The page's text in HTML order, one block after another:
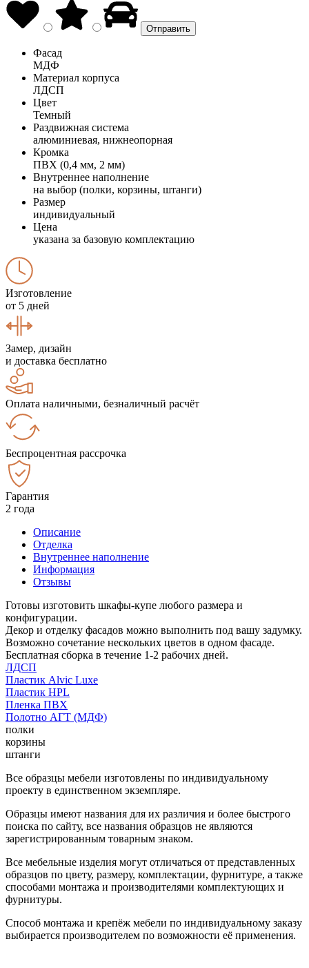
Фасад
МДФ
Материал корпуса
ЛДСП
Цвет
Темный
Раздвижная система
алюминиевая, нижнеопорная
Кромка
ПВХ (0,4 мм, 2 мм)
Внутреннее наполнение
на выбор (полки, корзины, штанги)
Размер
индивидуальный
Цена
указана за базовую комплектацию
Изготовление
от 5 дней
Замер, дизайн
и доставка бесплатно
Оплата наличными, безналичный расчёт
Беспроцентная рассрочка
Гарантия
2 года
Описание
Отделка
Внутреннее наполнение
Информация
Отзывы
Готовы изготовить шкафы-купе любого размера и
конфигурации.
Декор и отделку фасадов можно выполнить под вашу задумку.
Возможно сочетание нескольких цветов в одном фасаде.
Бесплатная сборка в течение 1-2 рабочих дней.
ЛДСП
Пластик Alvic Luxe
Пластик HPL
Пленка ПВХ
Полотно АГТ (МДФ)
полки
корзины
штанги
Все образцы мебели изготовлены по индивидуальному
проекту в единственном экземпляре.
Образцы имеют названия для их различия и более быстрого
поиска по сайту, все названия образцов не являются
зарегистрированным товарным знаком.
Все мебельные изделия могут отличаться от представленных
образцов по цвету, размеру, комплектации, фурнитуре, а также
способами монтажа и производителями комплектующих и
фурнитуры.
Способ монтажа и крепёж мебели по индивидуальному заказу
выбирается производителем по возможности её применения.